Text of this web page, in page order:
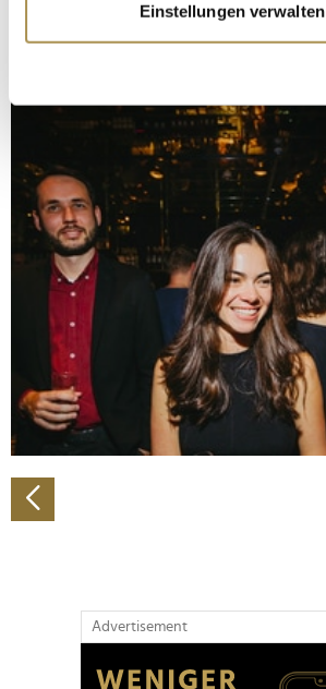
Informationen über Ihre
erfassen, welche bis auf einige
bestimmten Merkmalen
Erfahren Sie mehr darüber, wie Ihre
verarbeitet werden, und legen Sie Ihre
Abschnitt Einzelheiten
fest.
Wir verwenden Cookies, um Inhalte
personalisieren, Funktionen für soziale
zu können und die Zugriffe auf unsere
analysieren. Außerdem geben wir
Verwendung unserer Website an
soziale Medien, Werbung und
Partner führen diese Informationen
weiteren Daten zusammen, die Sie
gesammelt haben.
Einstellungen verwalten
Advertisement